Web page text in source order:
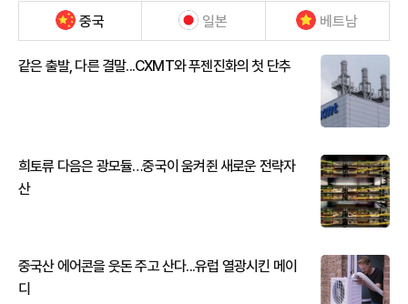
중국 일본 베트남
같은 출발, 다른 결말...CXMT와 푸젠진화의 첫 단추
희토류 다음은 광모듈…중국이 움켜쥔 새로운 전략자
산
중국산 에어콘을 웃돈 주고 산다...유럽 열광시킨 메이
디